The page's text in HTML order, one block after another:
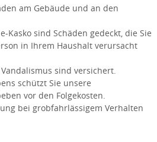
am Gebäude und an den
Kasko sind Schäden gedeckt, die Sie
in Ihrem Haushalt verursacht
sind versichert.
schützt Sie unsere
vor den Folgekosten.
bei grobfahrlässigem Verhalten